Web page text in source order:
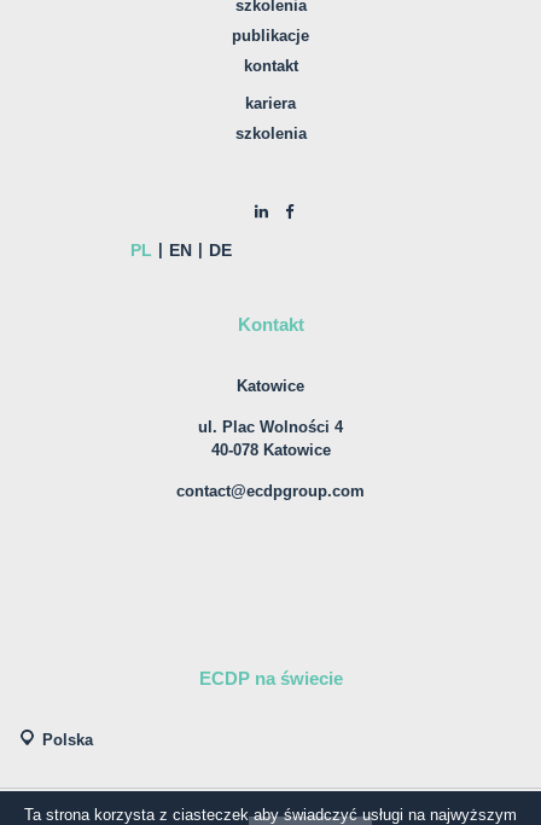
szkolenia
publikacje
kontakt
kariera
szkolenia
PL EN DE
Kontakt
Katowice
ul. Plac Wolności 4
40-078 Katowice
contact@ecdpgroup.com
ECDP na świecie
Polska
© COPYRIGHT ECDP
Ta strona korzysta z ciasteczek aby świadczyć usługi na najwyższym